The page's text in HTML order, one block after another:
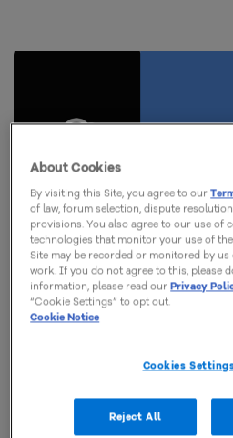
es el modelo de
orientado a la
About Cookies
By visiting this Site, you agree to our
of law, forum selection, dispute
provisions. You also agree to our use of
technologies that monitor your use of
Site may be recorded or monitored by
work. If you do not agree to this, please
information, please read ourPrivacy
“Cookie Settings” to opt out.
Cookie Notice
Cookies
Reject All